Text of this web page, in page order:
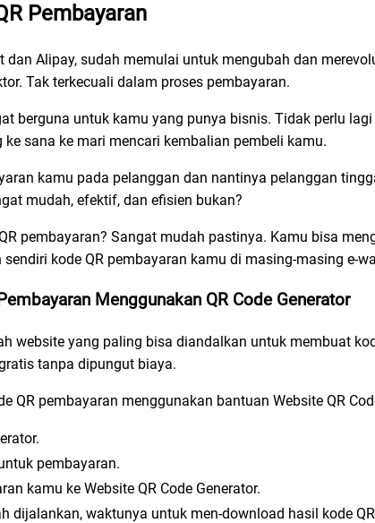
Pembayaran
dan Alipay, sudah memulai untuk mengubah dan
Tak terkecuali dalam proses pembayaran.
berguna untuk kamu yang punya bisnis. Tidak perlu
sana ke mari mencari kembalian pembeli kamu.
kamu pada pelanggan dan nantinya pelanggan
mudah, efektif, dan efisien bukan?
pembayaran? Sangat mudah pastinya. Kamu bisa
kode QR pembayaran kamu di masing-masing e-
Menggunakan QR Code Generator
website yang paling bisa diandalkan untuk membuat
tanpa dipungut biaya.
QR pembayaran menggunakan bantuan Website QR
pembayaran.
kamu ke Website QR Code Generator.
dijalankan, waktunya untuk men-download hasil kode